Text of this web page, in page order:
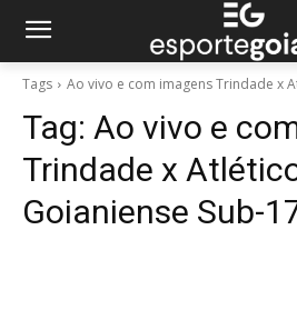
Tags Ao vivo e com imagens Trindade x
Tag: Ao vivo e
Trindade x
Goianiense Sub-